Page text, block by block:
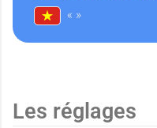
Les réglages